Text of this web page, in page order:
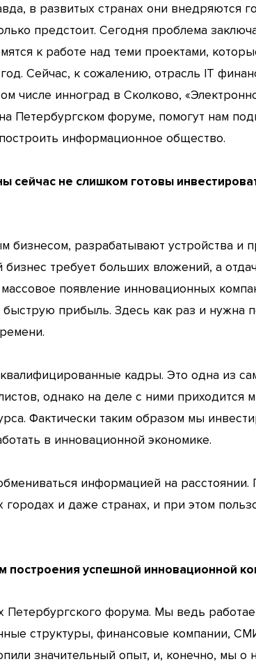
в развитых странах они внедряются
предстоит. Сегодня проблема
к работе над теми проектами,
Сейчас, к сожалению, отрасль IT
числе инноград в Сколково,
Петербургском форуме, помогут нам
информационное общество.
сейчас не слишком готовы
бизнесом, разрабатывают устройства и
требует больших вложений, а
появление инновационных
быструю прибыль. Здесь как раз и нужна
кадры. Это одна из
однако на деле с ними приходится
Фактически таким образом мы
в инновационной экономике.
информацией на расстоянии.
и даже странах, и при этом
успешной инновационной
Петербургского форума. Мы ведь
структуры, финансовые компании,
значительный опыт, и, конечно, мы о